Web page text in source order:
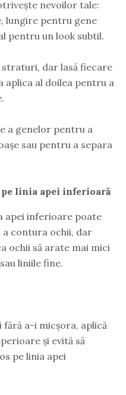
nevoilor tale:
lungire pentru gene
pentru un look subtil.
dar lasă fiecare
aplica al doilea pentru a
a genelor pentru a
sau pentru a separa
linia apei inferioară
apei inferioare poate
a contura ochii, dar
ochii să arate mai mici
liniile fine.
fără a-i micșora, aplică
și evită să
pe linia apei